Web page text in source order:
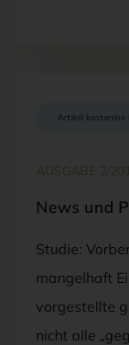
Artikel kostenlos
News und
Studie:
mangelhaft
vorgestellte
nicht alle